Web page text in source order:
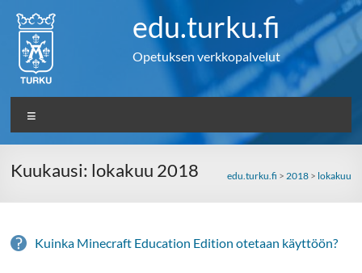
content
edu.turku.fi
Opetuksen verkkopalvelut
Kuukausi: lokakuu 2018 edu.turku.fi > 2018> lokakuu
Kuinka Minecraft Education Edition otetaan käyttöön?